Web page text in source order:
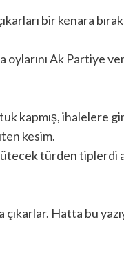
bir kenara
oylarını Ak Partiye
kapmış, ihalelere
kesim.
türden tiplerdi
Hatta bu